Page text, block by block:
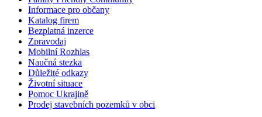
Informace pro občany
Katalog firem
Bezplatná inzerce
Zpravodaj
Mobilní Rozhlas
Naučná stezka
Důležité odkazy
Životní situace
Pomoc Ukrajině
Prodej stavebních pozemků v obci